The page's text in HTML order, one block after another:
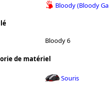
Bloody (Bloody
Bloody 6
de matériel
Souris